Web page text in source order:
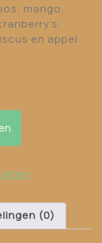
mango,
en appel.
(0)